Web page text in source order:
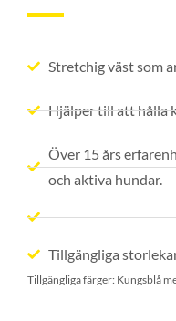
Stretchig väst som
Hjälper till att hålla
Över 15 års
och aktiva hundar.
Tillgängliga
Tillgängliga färger: Kungsblå